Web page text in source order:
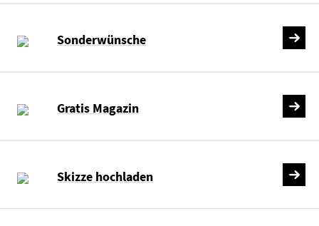
Sonderwünsche
Gratis Magazin
Skizze hochladen